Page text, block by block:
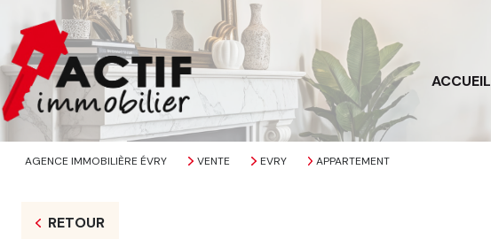
ACCUEIL
AGENCE IMMOBILIÈRE ÉVRY VENTE EVRY APPARTEMENT
RETOUR